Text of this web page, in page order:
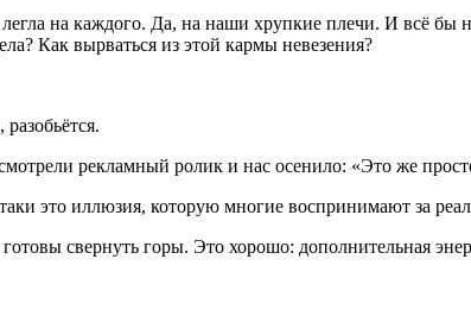
на каждого. Да, на наши хрупкие плечи. И всё бы
Как вырваться из этой кармы невезения?
рекламный ролик и нас осенило: «Это же
это иллюзия, которую многие воспринимают за
свернуть горы. Это хорошо: дополнительная